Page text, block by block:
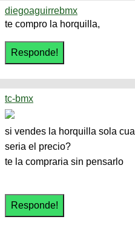
diegoaguirrebmx
te compro la horquilla,
tc-bmx
si vendes la horquilla sola cual
seria el precio?
te la compraria sin pensarlo